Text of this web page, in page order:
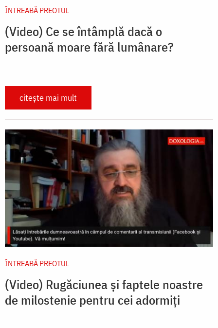
ÎNTREABĂ PREOTUL
(Video) Ce se întâmplă dacă o
persoană moare fără lumânare?
citește mai mult
ÎNTREABĂ PREOTUL
(Video) Rugăciunea și faptele noastre
de milostenie pentru cei adormiți